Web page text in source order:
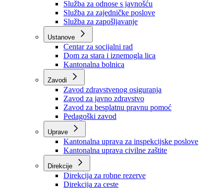
Organizacije
Službe
Služba za odnose s javnošću
Služba za zajedničke poslove
Služba za zapošljavanje
Ustanove
Centar za socijalni rad
Dom za stara i iznemogla lica
Kantonalna bolnica
Zavodi
Zavod zdravstvenog osiguranja
Zavod za javno zdravstvo
Zavod za besplatnu pravnu pomoć
Pedagoški zavod
Kantonalna uprava za inspekcijske poslove
Kantonalna uprava civilne zaštite